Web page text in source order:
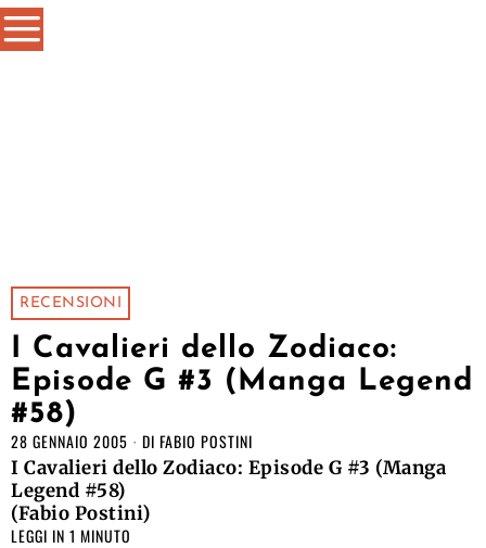
RECENSIONI
I Cavalieri dello Zodiaco:
Episode G #3 (Manga Legend
#58)
28 GENNAIO 2005 DI FABIO POSTINI
I Cavalieri dello Zodiaco: Episode G #3 (Manga
Legend #58)
(Fabio Postini)
LEGGI IN 1 MINUTO